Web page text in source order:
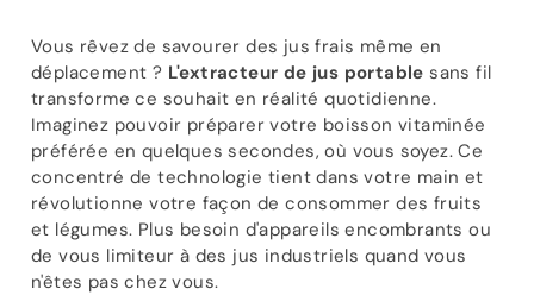
Vous rêvez de savourer des jus frais même en
déplacement ? L'extracteur de jus portable sans fil
transforme ce souhait en réalité quotidienne.
Imaginez pouvoir préparer votre boisson vitaminée
préférée en quelques secondes, où vous soyez. Ce
concentré de technologie tient dans votre main et
révolutionne votre façon de consommer des fruits
et légumes. Plus besoin d'appareils encombrants ou
de vous limiteur à des jus industriels quand vous
n'êtes pas chez vous.